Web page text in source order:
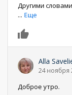
Другими
... Еще
Alla
24 ноября
Доброе утро.